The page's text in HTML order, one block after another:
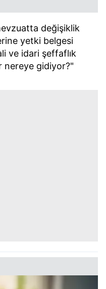
değişiklik
yetki belgesi
ve idari şeffaflık
nereye gidiyor?"